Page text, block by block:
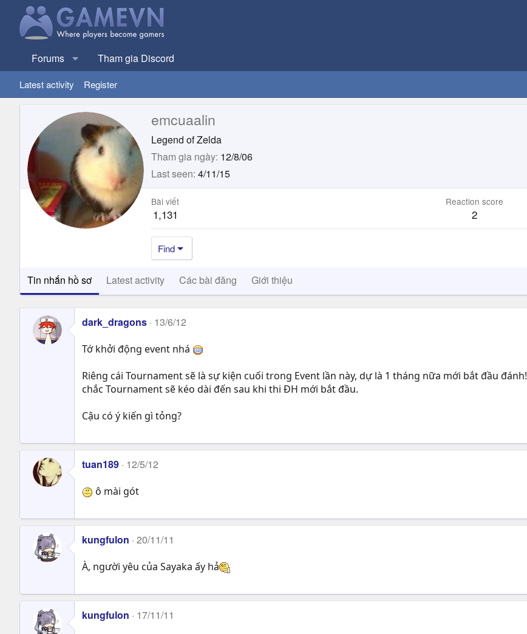
Forums Tham gia Discord
Latest activity Register
emcuaalin
Legend of Zelda
Tham gia ngày 12/8/06
Last seen 4/11/15
Bài viết
1,131
Reaction score
2
Find
Tin nhắn hồ sơ Latest activity Các bài đăng Giới thiệu
dark_dragons 13/6/12
Tớ khởi động event nhá
Riêng cái Tournament sẽ là sự kiện cuối trong Event lần này, dự là 1 tháng nữa mới bắt đầu đánh!
chắc Tournament sẽ kéo dài đến sau khi thi ĐH mới bắt đầu.
Cậu có ý kiến gì tỏng?
tuan189 12/5/12
ô mài gót
kungfulon 20/11/11
À, người yêu của Sayaka ấy hả
kungfulon 17/11/11